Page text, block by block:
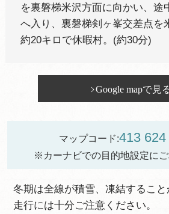
を裏磐梯米沢方面に向かい、途
へ入り、裏磐梯剣ヶ峯交差点を
約20キロで休暇村。(約30分)
Google mapで見
マップコード:413
※カーナビでの目的地設定にご
冬期は全線が積雪、凍結すること
走行には十分ご注意ください。